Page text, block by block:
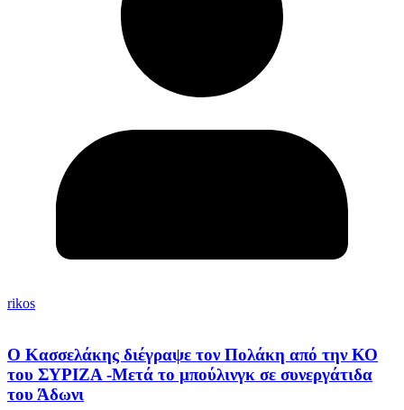
rikos
Ο Κασσελάκης διέγραψε τον Πολάκη από την ΚΟ
του ΣΥΡΙΖΑ -Μετά το μπούλινγκ σε συνεργάτιδα
του Άδωνι